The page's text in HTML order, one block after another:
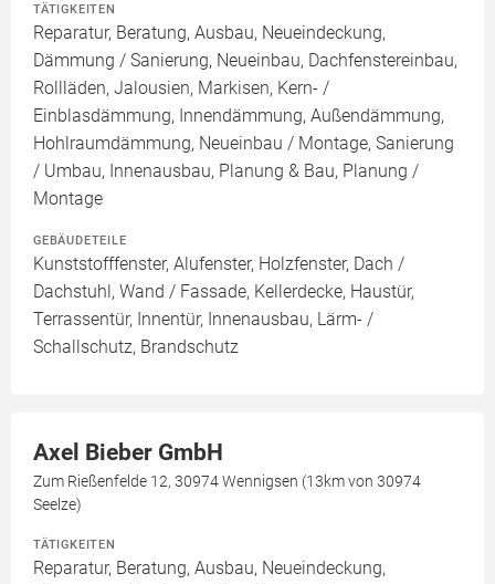
TÄTIGKEITEN
Reparatur, Beratung, Ausbau, Neueindeckung,
Dämmung / Sanierung, Neueinbau, Dachfenstereinbau,
Rollläden, Jalousien, Markisen, Kern- /
Einblasdämmung, Innendämmung, Außendämmung,
Hohlraumdämmung, Neueinbau / Montage, Sanierung
/ Umbau, Innenausbau, Planung & Bau, Planung /
Montage
GEBÄUDETEILE
Kunststofffenster, Alufenster, Holzfenster, Dach /
Dachstuhl, Wand / Fassade, Kellerdecke, Haustür,
Terrassentür, Innentür, Innenausbau, Lärm- /
Schallschutz, Brandschutz
Axel Bieber GmbH
Zum Rießenfelde 12, 30974 Wennigsen (13km von 30974
Seelze)
TÄTIGKEITEN
Reparatur, Beratung, Ausbau, Neueindeckung,